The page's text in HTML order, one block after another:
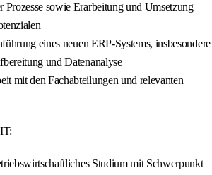
Prozesse sowie Erarbeitung und Umsetzung
eines neuen ERP-Systems, insbesondere
und Datenanalyse
mit den Fachabteilungen und relevanten
Studium mit Schwerpunkt